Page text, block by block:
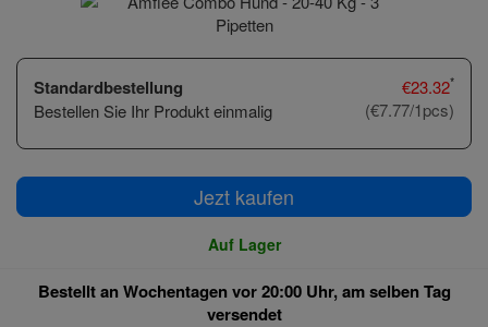
Standardbestellung
Bestellen Sie Ihr Produkt einmalig
€23.32*
(€7.77/1pcs)
Jezt kaufen
Auf Lager
Bestellt an Wochentagen vor 20:00 Uhr, am selben Tag
versendet